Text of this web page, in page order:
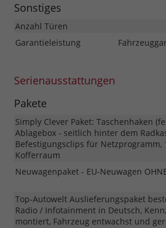
Sonstiges
Anzahl Türen
Garantieleistung
Serienausstattungen
Pakete
Simply Clever Paket: Taschenhaken
Ablagebox - seitlich hinter dem
Befestigungsclips für Netzprogramm,
Kofferraum
Neuwagenpaket - EU-Neuwagen
Top-Autowelt Auslieferungspaket
Radio / Infotainment in Deutsch,
montiert, Fahrzeug entwachst und